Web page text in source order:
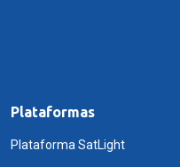
Plataformas
Plataforma SatLight